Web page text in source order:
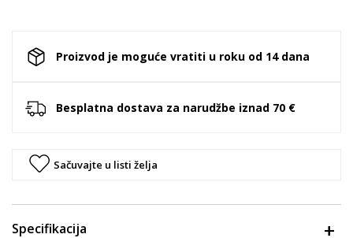
Proizvod je moguće vratiti u roku od 14 dana
Besplatna dostava za narudžbe iznad 70 €
Sačuvajte u listi želja
Specifikacija